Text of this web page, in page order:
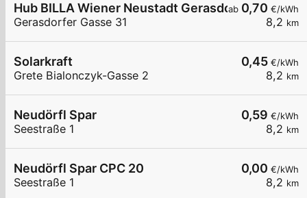
ab 0,70 €/kWh
8,2 km
Hub BILLA Wiener Neustadt Gerasdorfergasse
Gerasdorfer Gasse 31
0,45 €/kWh
8,2 km
Solarkraft
Grete Bialonczyk-Gasse 2
0,59 €/kWh
8,2 km
Neudörfl Spar
Seestraße 1
0,00 €/kWh
8,2 km
Neudörfl Spar CPC 20
Seestraße 1